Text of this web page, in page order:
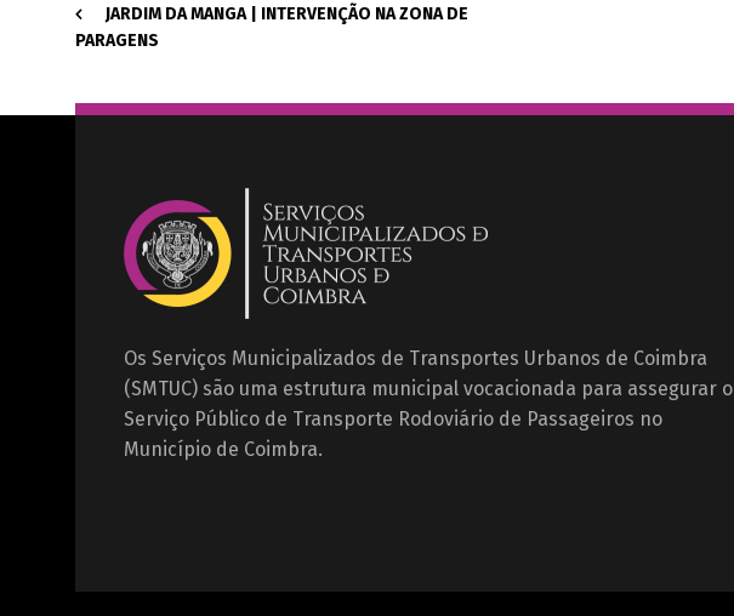
JARDIM DA MANGA | INTERVENÇÃO NA ZONA DE
PARAGENS
Os Serviços Municipalizados de Transportes Urbanos de Coimbra
(SMTUC) são uma estrutura municipal vocacionada para assegurar o
Serviço Público de Transporte Rodoviário de Passageiros no
Município de Coimbra.